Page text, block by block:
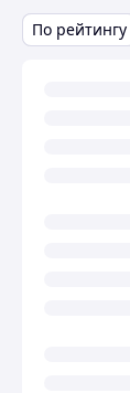
По рейтингу